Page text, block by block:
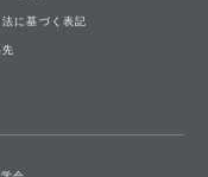
に基づく表記